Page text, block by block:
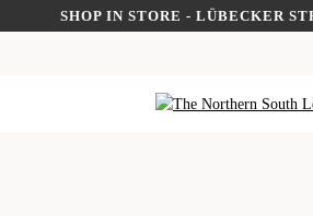
to
SHOP IN STORE - LÜBECKER